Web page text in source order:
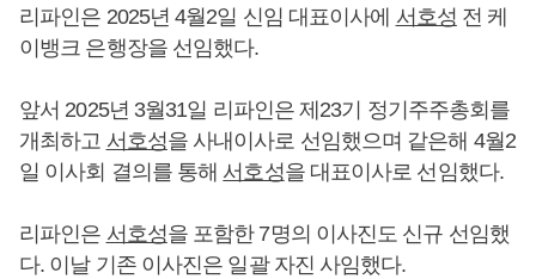
리파인은 2025년 4월2일 신임 대표이사에 서호성 전 케
이뱅크 은행장을 선임했다.
앞서 2025년 3월31일 리파인은 제23기 정기주주총회를
개최하고 서호성을 사내이사로 선임했으며 같은해 4월2
일 이사회 결의를 통해 서호성을 대표이사로 선임했다.
리파인은 서호성을 포함한 7명의 이사진도 신규 선임했
다. 이날 기존 이사진은 일괄 자진 사임했다.